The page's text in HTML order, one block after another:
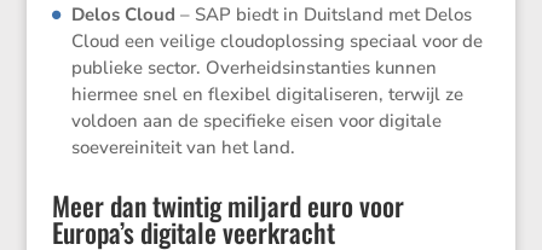
Delos Cloud – SAP biedt in Duits­land met Delos
Cloud een veilige cloud­op­los­sing speciaal voor de
publieke sector. Overheids­in­stan­ties kunnen
hiermee snel en flexibel digita­li­seren, terwijl ze
voldoen aan de speci­fieke eisen voor digitale
soeve­rei­ni­teit van het land.
Meer dan twintig miljard euro voor
Europa’s digitale veerkracht